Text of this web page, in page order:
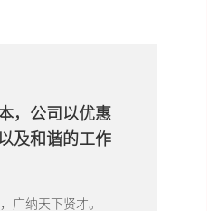
，公司以优惠
及和谐的工作
广纳天下贤才。